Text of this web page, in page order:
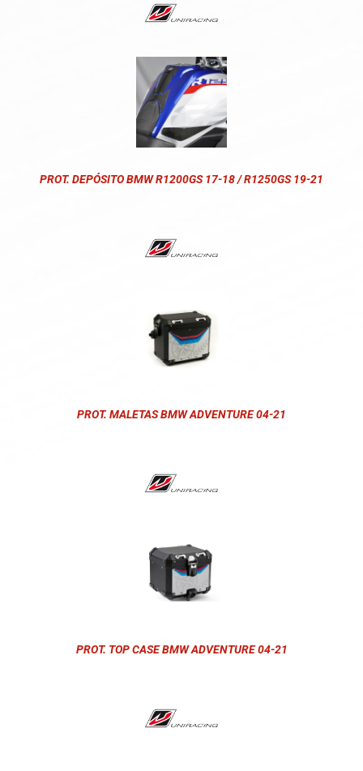
PROT. DEPÓSITO BMW R1200GS 17-18 / R1250GS 19-21
PROT. MALETAS BMW ADVENTURE 04-21
PROT. TOP CASE BMW ADVENTURE 04-21